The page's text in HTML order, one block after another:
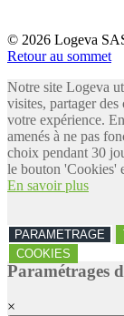
© 2026 Logeva
Retour au sommet
Notre site Logeva
visites, partager
votre expérience.
amenés à ne pas
choix pendant 30
le bouton 'Cookies'
En savoir plus
PARAMETRAGE
COOKIES
Paramétrages
×